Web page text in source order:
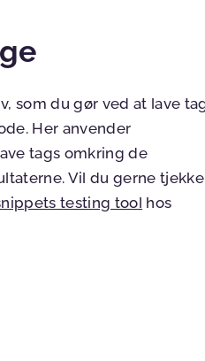
som du gør ved at lave
Her anvender
tags omkring de
Vil du gerne
testing tool hos